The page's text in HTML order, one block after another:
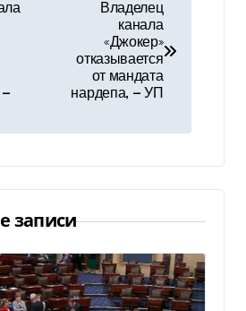
—
Владелец
канала
«Джокер»
отказывается
от мандата
нардепа, — УП
записи